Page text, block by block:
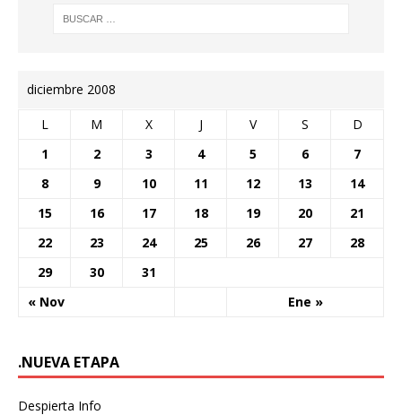
diciembre 2008
L M X J V S D
« Nov Ene »
1 2 3 4 5 6
7
8
9 10 11 12 13
14
15
16 17 18 19 20
21
22
23 24 25 26 27
28
29
30 31
.NUEVA ETAPA
Despierta Info